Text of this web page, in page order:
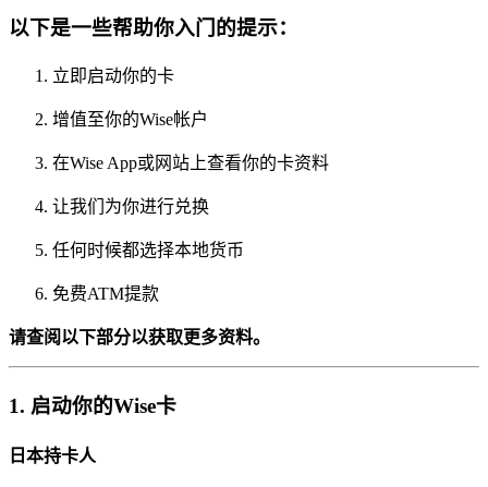
以下是一些帮助你入门的提示：
立即启动你的卡
增值至你的Wise帐户
在Wise App或网站上查看你的卡资料
让我们为你进行兑换
任何时候都选择本地货币
免费ATM提款
请查阅以下部分以获取更多资料。
1. 启动你的Wise卡
日本持卡人